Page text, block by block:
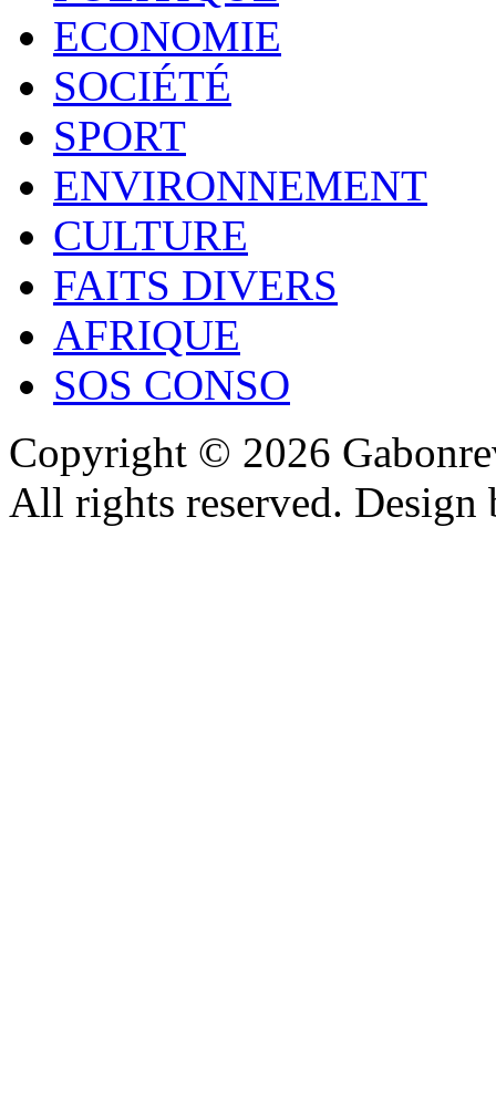
ECONOMIE
SOCIÉTÉ
SPORT
ENVIRONNEMENT
CULTURE
FAITS DIVERS
AFRIQUE
SOS CONSO
Copyright © 2026
All rights reserved.